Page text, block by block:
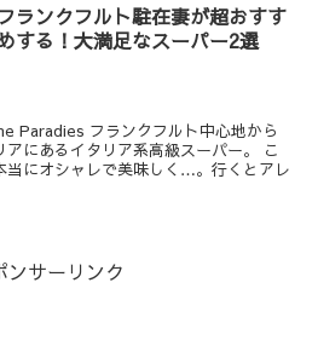
フランクフルト駐在妻が超おすす
する！大満足なスーパー2選
Paradies フランクフルト中心地から
にあるイタリア系高級スーパー。 こ
当にオシャレで美味しく…。行くとアレ
ンサーリンク